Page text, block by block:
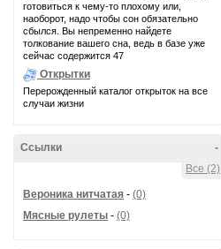
готовиться к чему-то плохому или,
наоборот, надо чтобы сон обязательно
сбылся. Вы непременно найдете
толкование вашего сна, ведь в базе уже
сейчас содержится 47
Открытки
Перерожденный каталог открыток на все
случаи жизни
-
Ссылки
Все (2)
Вероника нитчатая - (0)
Мясные рулеты - (0)